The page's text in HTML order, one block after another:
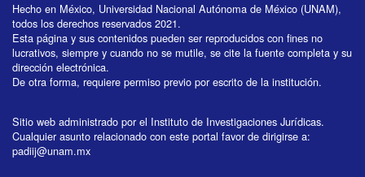
Hecho en México, Universidad Nacional Autónoma de México (UNAM),
todos los derechos reservados 2021.
Esta página y sus contenidos pueden ser reproducidos con fines no
lucrativos, siempre y cuando no se mutile, se cite la fuente completa y su
dirección electrónica.
De otra forma, requiere permiso previo por escrito de la institución.
Sitio web administrado por el Instituto de Investigaciones Jurídicas.
Cualquier asunto relacionado con este portal favor de dirigirse a:
padiij@unam.mx